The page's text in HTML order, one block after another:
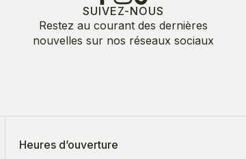
SUIVEZ-NOUS
Restez au courant des dernières
nouvelles sur nos réseaux sociaux
Heures d’ouverture